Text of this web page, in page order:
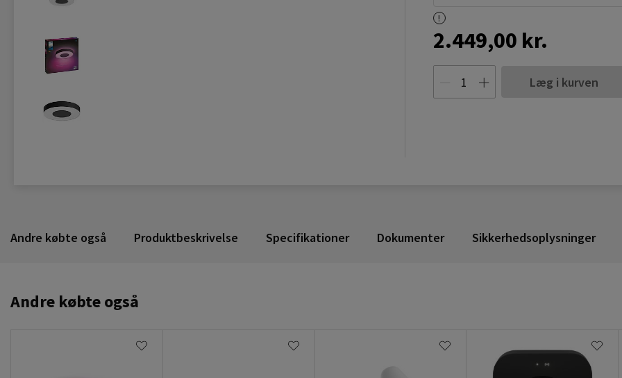
2.449,00 kr.
Læg i kurven
Andre købte også Produktbeskrivelse Specifikationer Dokumenter Sikkerhedsoplysninger
Andre købte også